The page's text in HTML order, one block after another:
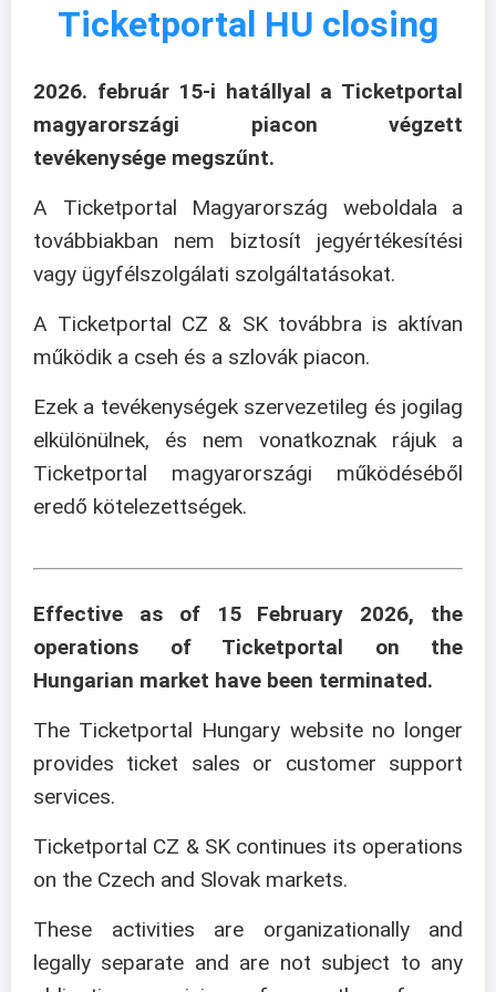
Ticketportal HU closing
2026. február 15-i hatállyal a Ticketportal
magyarországi piacon végzett
tevékenysége megszűnt.
A Ticketportal Magyarország weboldala a
továbbiakban nem biztosít jegyértékesítési
vagy ügyfélszolgálati szolgáltatásokat.
A Ticketportal CZ & SK továbbra is aktívan
működik a cseh és a szlovák piacon.
Ezek a tevékenységek szervezetileg és jogilag
elkülönülnek, és nem vonatkoznak rájuk a
Ticketportal magyarországi működéséből
eredő kötelezettségek.
Effective as of 15 February 2026, the
operations of Ticketportal on the
Hungarian market have been terminated.
The Ticketportal Hungary website no longer
provides ticket sales or customer support
services.
Ticketportal CZ & SK continues its operations
on the Czech and Slovak markets.
These activities are organizationally and
legally separate and are not subject to any